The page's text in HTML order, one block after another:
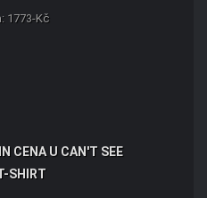
1773-Kč
CENA U CAN'T SEE
SHIRT